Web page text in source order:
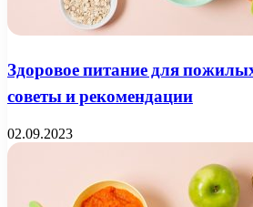
Здоровое питание для
советы и рекомендации
02.09.2023